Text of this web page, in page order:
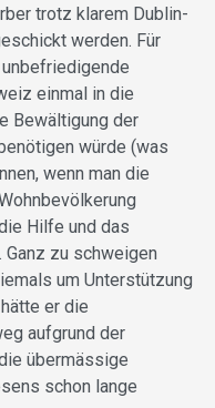
trotz klarem Dublin-
werden. Für
einmal in die
Bewältigung der
würde (was
wenn man die
Hilfe und das
Ganz zu schweigen
um Unterstützung
er die
aufgrund der
übermässige
schon lange